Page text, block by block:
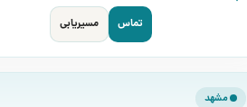
تماس مسیریابی
مشهد